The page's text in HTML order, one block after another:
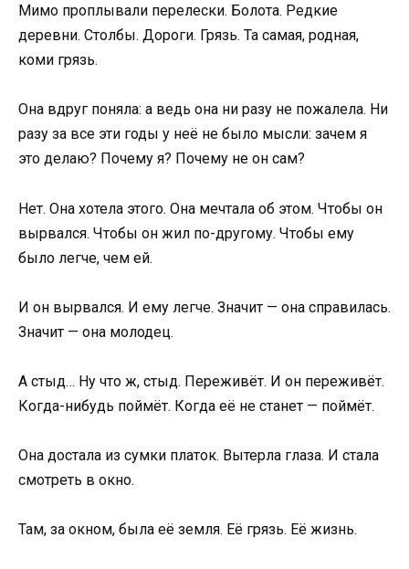
Мимо проплывали перелески. Болота. Редкие
деревни. Столбы. Дороги. Грязь. Та самая, родная,
коми грязь.
Она вдруг поняла: а ведь она ни разу не пожалела. Ни
разу за все эти годы у неё не было мысли: зачем я
это делаю? Почему я? Почему не он сам?
Нет. Она хотела этого. Она мечтала об этом. Чтобы он
вырвался. Чтобы он жил по-другому. Чтобы ему
было легче, чем ей.
И он вырвался. И ему легче. Значит — она справилась.
Значит — она молодец.
А стыд… Ну что ж, стыд. Переживёт. И он переживёт.
Когда-нибудь поймёт. Когда её не станет — поймёт.
Она достала из сумки платок. Вытерла глаза. И стала
смотреть в окно.
Там, за окном, была её земля. Её грязь. Её жизнь.